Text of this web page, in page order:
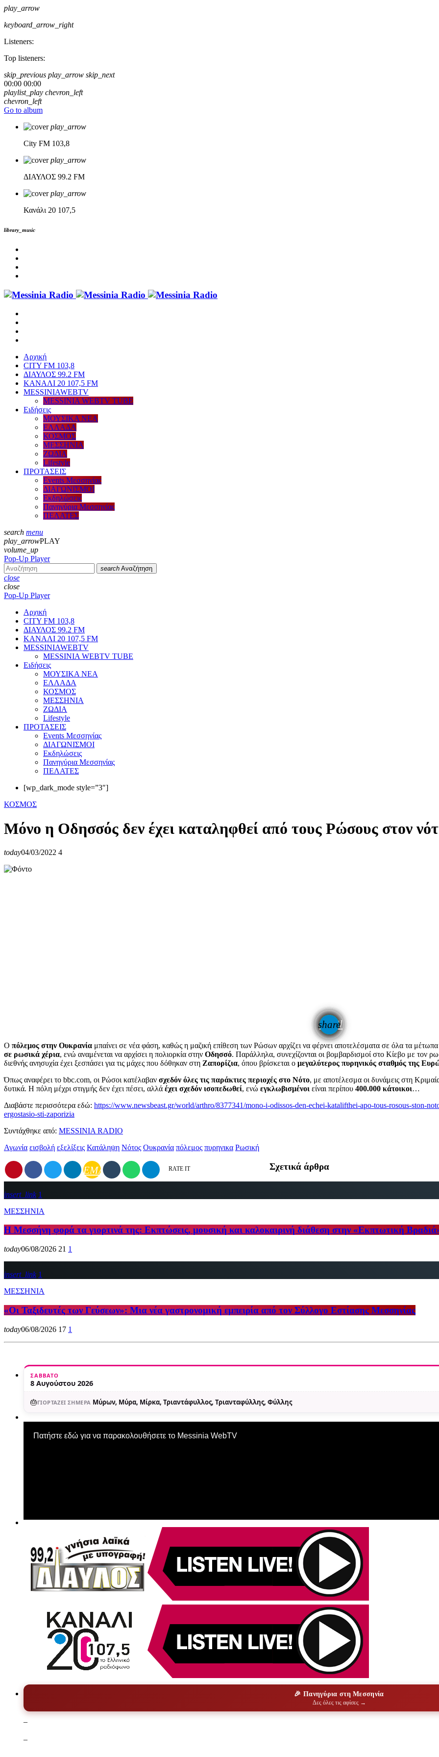
play_arrow
keyboard_arrow_right
Listeners:
Top listeners:
skip_previous play_arrow skip_next
00:00 00:00
playlist_play chevron_left
chevron_left
Go to album
play_arrow
City FM 103,8
play_arrow
ΔΙΑΥΛΟΣ 99.2 FM
play_arrow
Κανάλι 20 107,5
library_music
Αρχική
CITY FM 103,8
ΔΙΑΥΛΟΣ 99.2 FM
ΚΑΝΑΛΙ 20 107,5 FM
MESSINIAWEBTV
MESSINIA WEBTV TUBE
Eιδήσεις
ΜΟΥΣΙΚΑ ΝΕΑ
ΕΛΛΑΔΑ
ΚΟΣΜΟΣ
ΜΕΣΣΗΝΙΑ
ΖΩΔΙΑ
Lifestyle
ΠΡΟΤΑΣΕΙΣ
Events Μεσσηνίας
ΔΙΑΓΩΝΙΣΜΟΙ
Εκδηλώσεις
Πανηγύρια Μεσσηνίας
ΠΕΛΑΤΕΣ
search menu
play_arrowPLAY
volume_up
Pop-Up Player
search Αναζήτηση
close
close
Pop-Up Player
Αρχική
CITY FM 103,8
ΔΙΑΥΛΟΣ 99.2 FM
ΚΑΝΑΛΙ 20 107,5 FM
MESSINIAWEBTV
MESSINIA WEBTV TUBE
Eιδήσεις
ΜΟΥΣΙΚΑ ΝΕΑ
ΕΛΛΑΔΑ
ΚΟΣΜΟΣ
ΜΕΣΣΗΝΙΑ
ΖΩΔΙΑ
Lifestyle
ΠΡΟΤΑΣΕΙΣ
Events Μεσσηνίας
ΔΙΑΓΩΝΙΣΜΟΙ
Εκδηλώσεις
Πανηγύρια Μεσσηνίας
ΠΕΛΑΤΕΣ
[wp_dark_mode style=”3″]
ΚΟΣΜΟΣ
Μόνο η Οδησσός δεν έχει καταληφθεί από τους Ρώσους στον
today04/03/2022 4
share
email
Ο πόλεμος στην Ουκρανία μπαίνει σε νέα φάση, καθώς η μαζική επίθεση των Ρώσων αρχίζει να φέρνει αποτελέσματα σε όλα τα μέτωπα
σε ρωσικά χέρια, ενώ αναμένεται να αρχίσει η πολιορκία στην Οδησσό. Παράλληλα, συνεχίζονται οι βομβαρδισμοί στο Κίεβο με τον
διεθνής ανησυχία έχει ξεσπάσει για τις μάχες που δόθηκαν στη Ζαπορίζια, όπου βρίσκεται ο μεγαλύτερος πυρηνικός σταθμός της
Όπως αναφέρει το bbc.com, οι Ρώσοι κατέλαβαν σχεδόν όλες τις παράκτιες περιοχές στο Νότο, με αποτέλεσμα οι δυνάμεις στη
δυτικά. Η πόλη μέχρι στιγμής δεν έχει πέσει, αλλά έχει σχεδόν ισοπεδωθεί, ενώ εγκλωβισμένοι είναι περίπου 400.000 κάτοικοι…
Διαβάστε περισσότερα εδώ: https://www.newsbeast.gr/world/arthro/8377341/mono-i-odissos-den-echei-katalifthei-apo-tous-rosous-ston-
ergostasio-sti-zaporizia
Συντάχθηκε από: MESSINIA RADIO
Αγωνία εισβολή εξελίξεις Κατάληψη Νότος Ουκρανία πόλεμος πυρηνικα Ρωσική
EMAIL RATE IT Σχετικά άρθρα
insert_link 1
ΜΕΣΣΗΝΙΑ
Η Μεσσήνη φορά τα γιορτινά της: Εκπτώσεις, μουσική και καλοκαιρινή διάθεση στην «Εκπτωτική
today06/08/2026 21 1
insert_link 1
ΜΕΣΣΗΝΙΑ
«Οι Ταξιδευτές των Γεύσεων»: Μια νέα γαστρονομική εμπειρία από τον Σύλλογο Εστίασης Μεσσηνίας
today06/08/2026 17 1
ΣΆΒΒΑΤΟ
8 Αυγούστου 2026
🎂ΓΙΟΡΤΆΖΕΙ ΣΉΜΕΡΑ Μύρων, Μύρα, Μίρκα, Τριαντάφυλλος, Τριανταφύλλης, Φύλλης
Πατήστε εδώ για να παρακολουθήσετε το Messinia WebTV
🎉 Πανηγύρια στη Μεσσηνία
Δες όλες τις αφίσες →
–
–